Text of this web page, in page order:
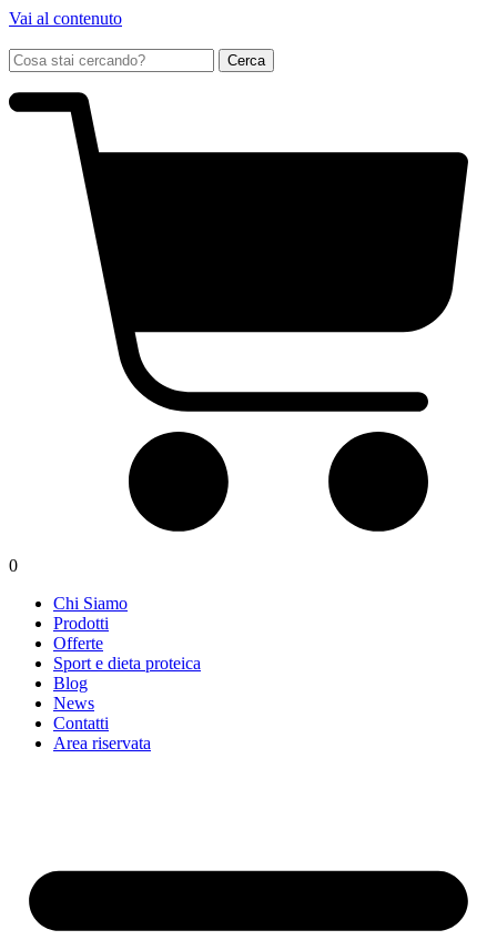
Vai al contenuto
0
Chi Siamo
Prodotti
Offerte
Sport e dieta proteica
Blog
News
Contatti
Area riservata